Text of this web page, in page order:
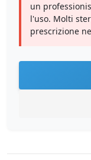
un
l'uso. Molti
prescrizione